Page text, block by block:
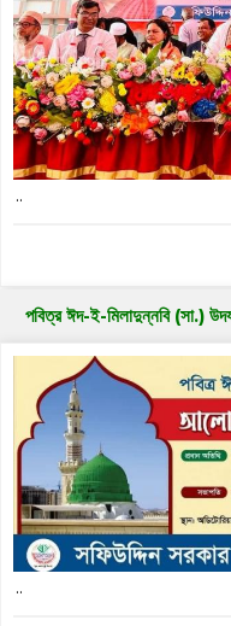
..
পবিত্র ঈদ-ই-মিলাদুন্নবি (সা.)
..